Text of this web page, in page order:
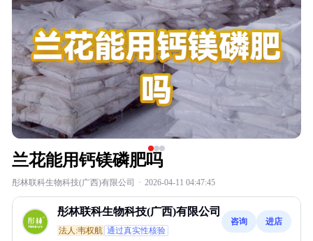
兰花能用钙镁磷肥吗
彤林联科生物科技(广西)有限公司 · 2026-04-11 04:47:45
彤林联科生物科技(广西)有限公司
法人:韦权航 通过真实性核验
咨询 进店